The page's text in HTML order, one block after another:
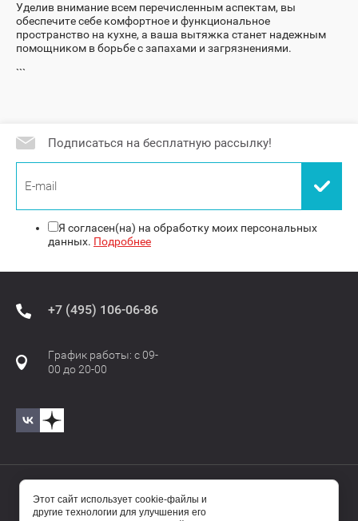
Уделив внимание всем перечисленным аспектам, вы
обеспечите себе комфортное и функциональное
пространство на кухне, а ваша вытяжка станет надежным
помощником в борьбе с запахами и загрязнениями.
```
Подписаться на бесплатную рассылку!
Я согласен(на) на обработку моих персональных
данных. Подробнее
+7 (495) 106-06-86
График работы: с 09-
00 до 20-00
© 2017—2025 Бавиро/Baviro
Этот сайт использует cookie-файлы и
другие технологии для улучшения его